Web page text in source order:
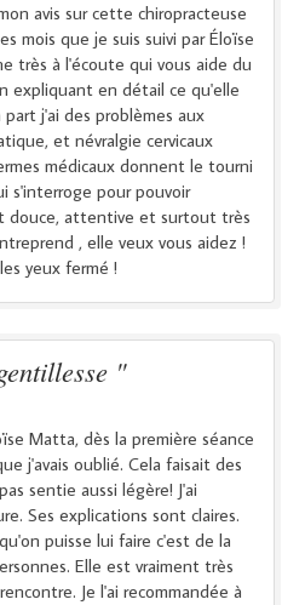
avis sur cette chiropracteuse
mois que je suis suivi par Éloïse
très à l'écoute qui vous aide du
expliquant en détail ce qu'elle
j'ai des problèmes aux
et névralgie cervicaux
médicaux donnent le tourni
s'interroge pour pouvoir
douce, attentive et surtout très
, elle veux vous aidez !
yeux fermé !
"
Matta, dès la première séance
j'avais oublié. Cela faisait des
sentie aussi légère! J'ai
Ses explications sont claires.
puisse lui faire c'est de la
Elle est vraiment très
Je l'ai recommandée à